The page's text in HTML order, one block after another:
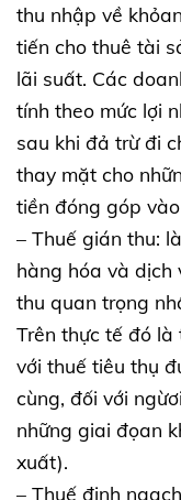
thu nhập về
tiến cho thuê tài
lãi suất. Các
tính theo mức lợi
sau khi đả trừ đi
thay mặt cho
tiền đóng góp
– Thuế gián thu:
hàng hóa và dịch
thu quan trọng
Trên thực tế đó
với thuế tiêu thụ
cùng, đối với
những giai đọan
xuất).
– Thuế định